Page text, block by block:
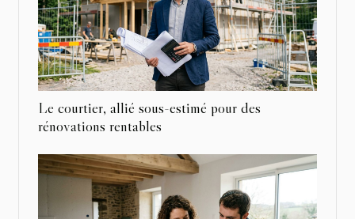
Le courtier, allié sous-estimé pour des
rénovations rentables